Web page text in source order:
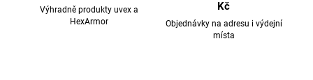
Výhradně produkty uvex a
HexArmor
Kč
Objednávky na adresu i výdejní
místa